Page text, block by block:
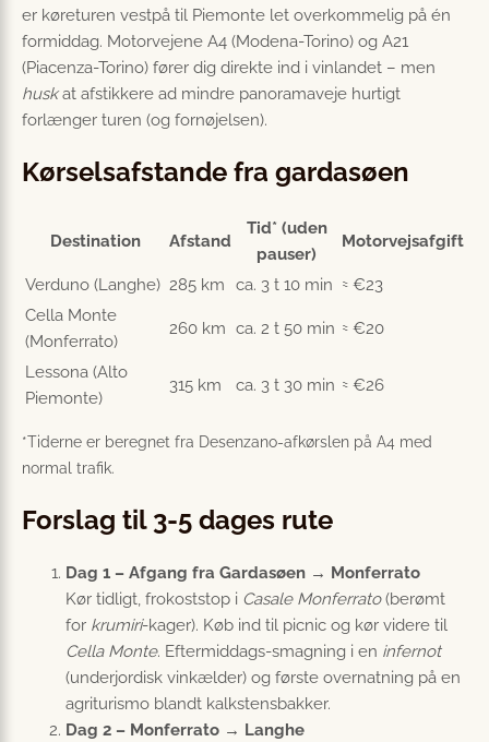
er køreturen vestpå til Piemonte let overkommelig på én
formiddag. Motorvejene A4 (Modena-Torino) og A21
(Piacenza-Torino) fører dig direkte ind i vinlandet – men
huskat afstikkere ad mindre panoramaveje hurtigt
forlænger turen (og fornøjelsen).
Kørselsafstande fra gardasøen
Destination Afstand
Tid* (uden
pauser)
Motorvejsafgift
Verduno (Langhe) 285 km ca. 3 t 10 min ≈ €23
Cella Monte
(Monferrato)
260 km ca. 2 t 50 min ≈ €20
Lessona (Alto
Piemonte)
315 km ca. 3 t 30 min ≈ €26
*Tiderne er beregnet fra Desenzano-afkørslen på A4 med
normal trafik.
Forslag til 3-5 dages rute
Dag 1 – Afgang fra Gardasøen → Monferrato
Kør tidligt, frokoststop i Casale Monferrato(berømt
for krumiri-kager). Køb ind til picnic og kør videre til
Cella Monte. Eftermiddags-smagning i en infernot
(underjordisk vinkælder) og første overnatning på en
agriturismo blandt kalkstensbakker.
Dag 2 – Monferrato → Langhe